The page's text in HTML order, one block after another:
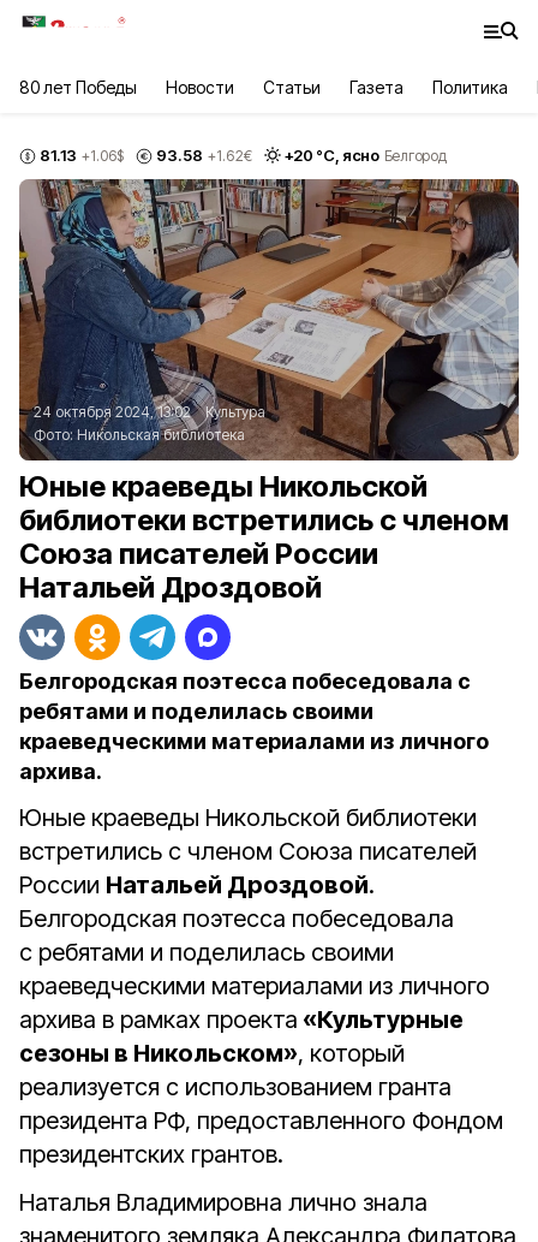
80 лет Победы Новости Статьи Газета Политика
81.13 +1.06$ 93.58 +1.62€ +20 °С, ясно Белгород
24 октября 2024, 13:02
Культура
Фото:Никольская библиотека
Юные краеведы Никольской
библиотеки встретились с членом
Союза писателей России
Натальей Дроздовой
Белгородская поэтесса побеседовала с
ребятами и поделилась своими
краеведческими материалами из личного
архива.
Юные краеведы Никольской библиотеки
встретились с членом Союза писателей
России Натальей Дроздовой.
Белгородская поэтесса побеседовала
с ребятами и поделилась своими
краеведческими материалами из личного
архива в рамках проекта «Культурные
сезоны в Никольском», который
реализуется с использованием гранта
президента РФ, предоставленного Фондом
президентских грантов.
Наталья Владимировна лично знала
знаменитого земляка Александра Филатова